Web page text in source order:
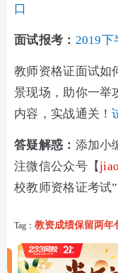
口
面试报考： 2019下
教师资格证面试如
景现场，助你一举
内容，实战通关！
答疑解惑： 添加小
注微信公众号【
校教师资格证考试
Tag： 教资成绩保留两年